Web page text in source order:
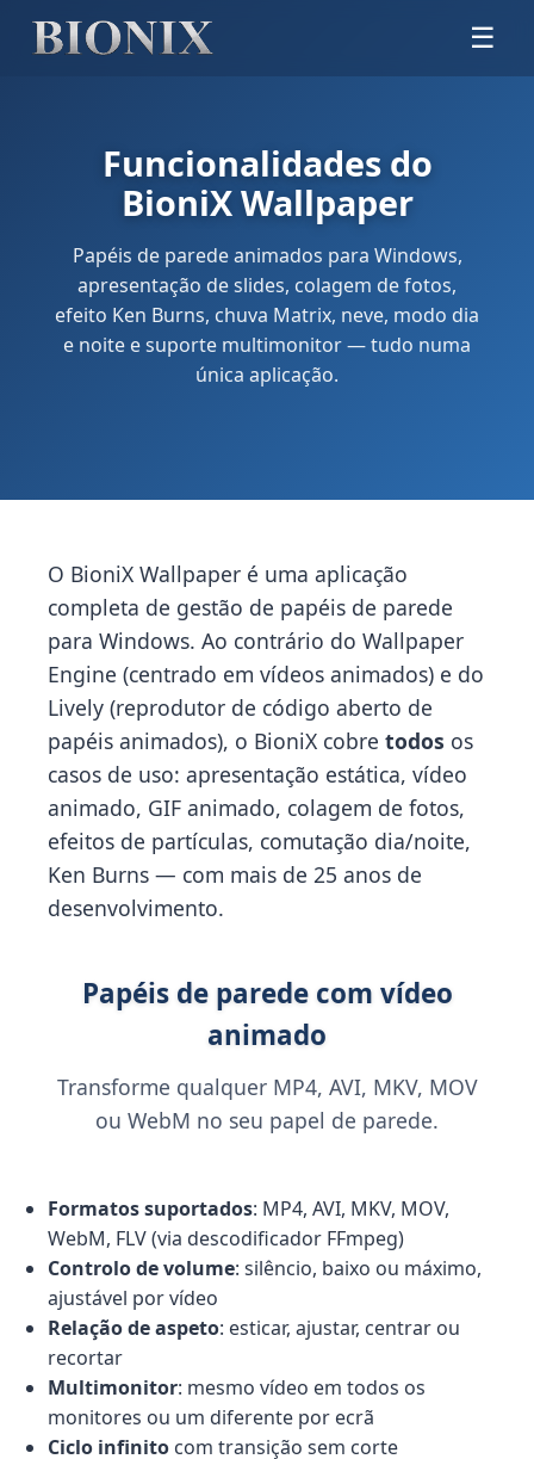
☰
Funcionalidades do
BioniX Wallpaper
Papéis de parede animados para Windows,
apresentação de slides, colagem de fotos,
efeito Ken Burns, chuva Matrix, neve, modo dia
e noite e suporte multimonitor — tudo numa
única aplicação.
O BioniX Wallpaper é uma aplicação
completa de gestão de papéis de parede
para Windows. Ao contrário do Wallpaper
Engine (centrado em vídeos animados) e do
Lively (reprodutor de código aberto de
papéis animados), o BioniX cobre todos os
casos de uso: apresentação estática, vídeo
animado, GIF animado, colagem de fotos,
efeitos de partículas, comutação dia/noite,
Ken Burns — com mais de 25 anos de
desenvolvimento.
Papéis de parede com vídeo
animado
Transforme qualquer MP4, AVI, MKV, MOV
ou WebM no seu papel de parede.
Formatos suportados: MP4, AVI, MKV, MOV,
WebM, FLV (via descodificador FFmpeg)
Controlo de volume: silêncio, baixo ou máximo,
ajustável por vídeo
Relação de aspeto: esticar, ajustar, centrar ou
recortar
Multimonitor: mesmo vídeo em todos os
monitores ou um diferente por ecrã
Ciclo infinito com transição sem corte